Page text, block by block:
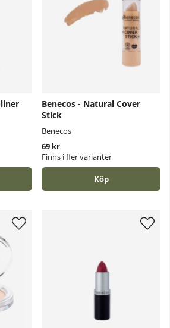
Benecos - Natural Cover
Stick
Benecos
69 kr
Finns i fler varianter
Köp